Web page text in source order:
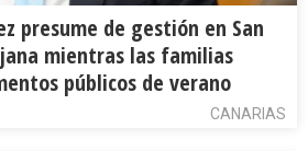
presume de gestión en San
mientras las familias
públicos de verano
CANARIAS